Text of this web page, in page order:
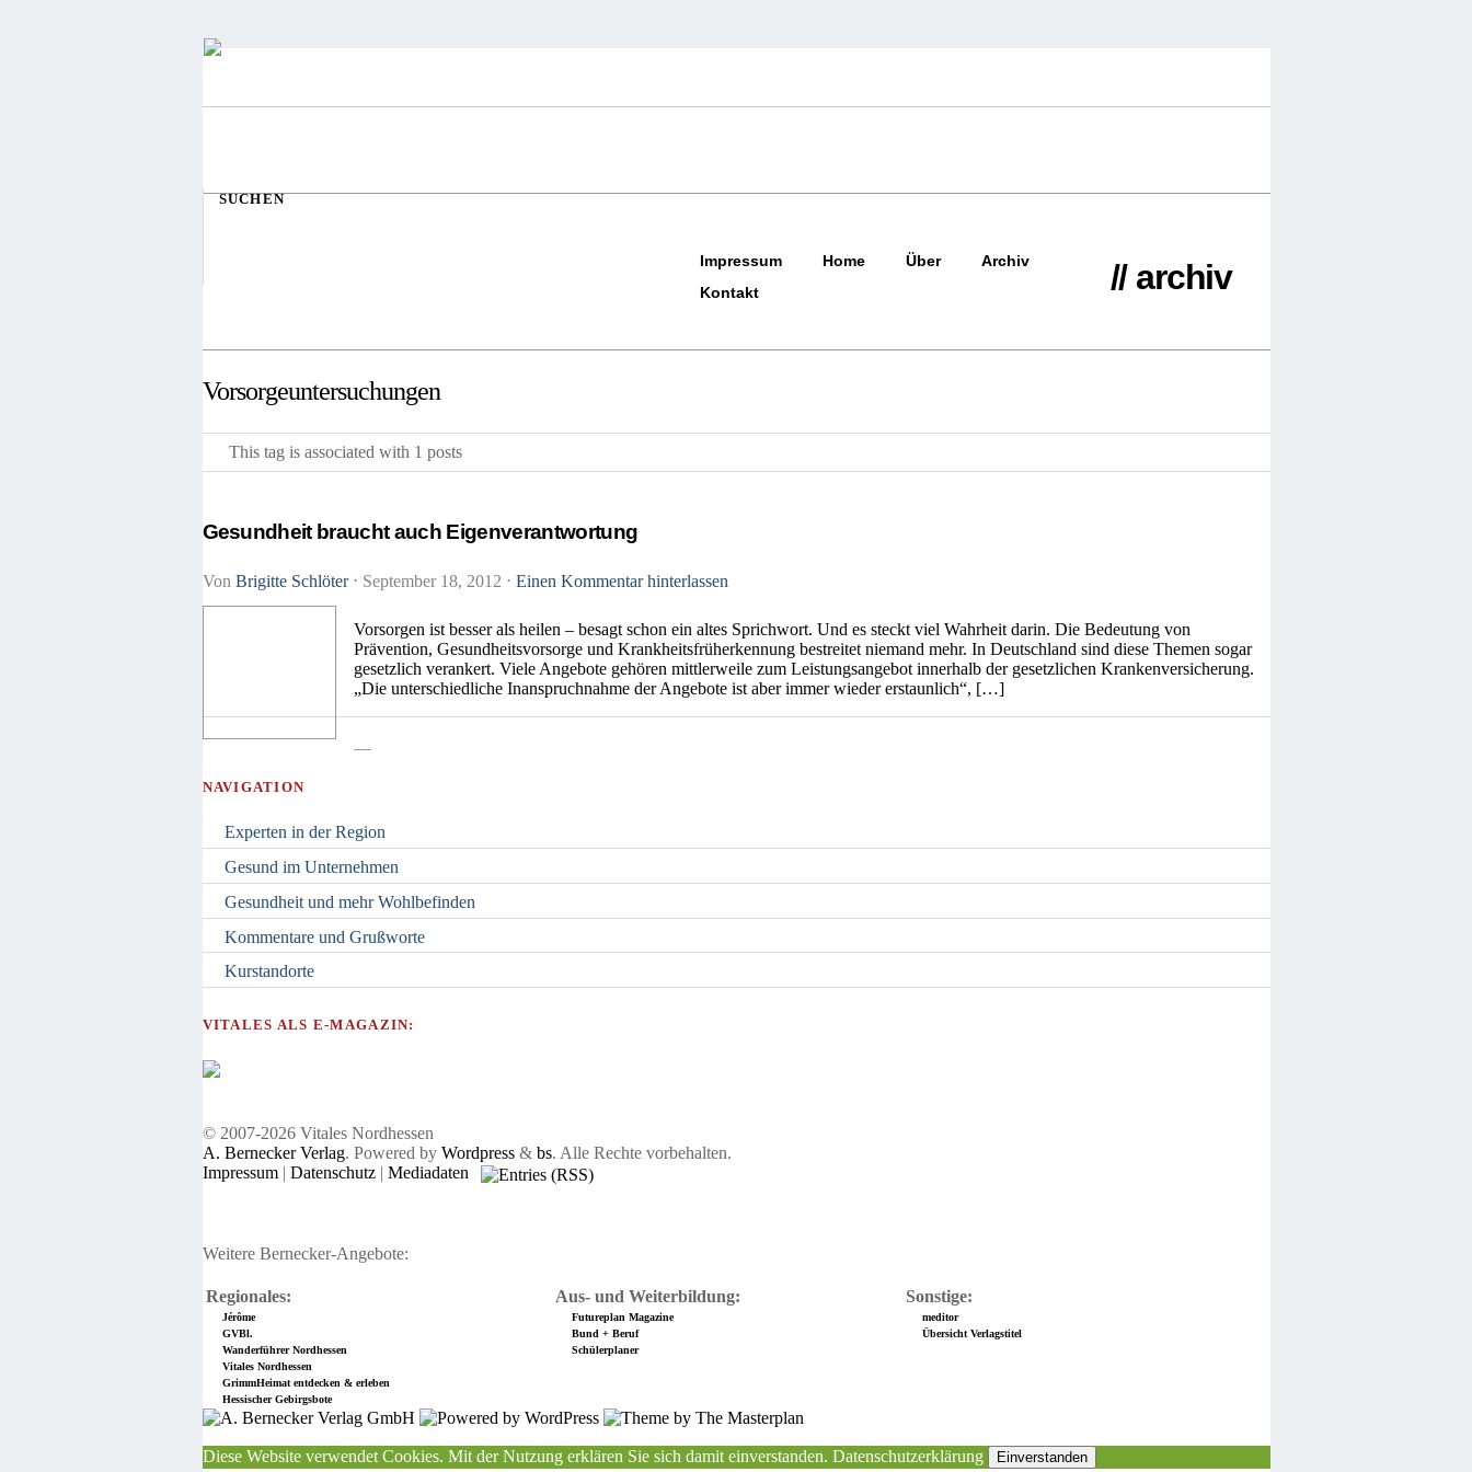
SUCHEN
Impressum Home Über
Archiv
Kontakt
// archiv
Vorsorgeuntersuchungen
This tag is associated with 1 posts
Gesundheit braucht auch Eigenverantwortung
Von Brigitte Schlöter ⋅ September 18, 2012 ⋅ Einen Kommentar hinterlassen
Vorsorgen ist besser als heilen – besagt schon ein altes Sprichwort. Und es steckt viel Wahrheit darin. Die Bedeutung von
Prävention, Gesundheitsvorsorge und Krankheitsfrüherkennung bestreitet niemand mehr. In Deutschland sind diese Themen sogar
gesetzlich verankert. Viele Angebote gehören mittlerweile zum Leistungsangebot innerhalb der gesetzlichen Krankenversicherung.
„Die unterschiedliche Inanspruchnahme der Angebote ist aber immer wieder erstaunlich“, […]
—
NAVIGATION
Experten in der Region
Gesund im Unternehmen
Gesundheit und mehr Wohlbefinden
Kommentare und Grußworte
Kurstandorte
VITALES ALS E-MAGAZIN:
© 2007-2026 Vitales Nordhessen
A. Bernecker Verlag. Powered by Wordpress& bs. Alle Rechte vorbehalten.
Impressum| Datenschutz| Mediadaten
Weitere Bernecker-Angebote:
Regionales: Aus- und Weiterbildung: Sonstige:
Jérôme Futureplan Magazine
meditor
GVBl.
Bund + Beruf
Übersicht Verlagstitel
Wanderführer Nordhessen
Schülerplaner
Vitales Nordhessen
GrimmHeimat entdecken & erleben
Hessischer Gebirgsbote
Diese Website verwendet Cookies. Mit der Nutzung erklären Sie sich damit einverstanden. Datenschutzerklärung Einverstanden